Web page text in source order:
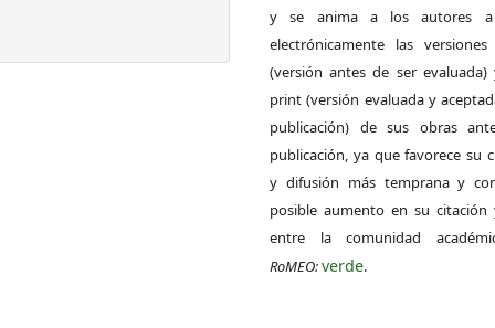
y se anima a los autores a
electrónicamente las
(versión antes de ser
print (versión evaluada y
publicación) de sus obras
publicación, ya que favorece su
y difusión más temprana y
posible aumento en su citación
entre la comunidad
RoMEO:verde.